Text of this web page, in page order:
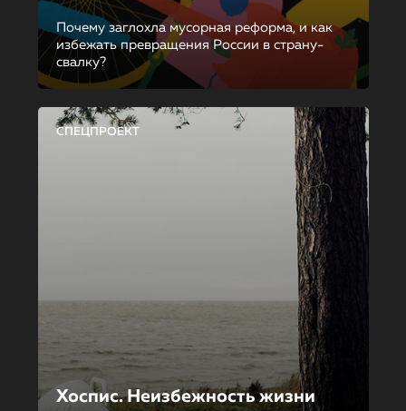
Почему заглохла мусорная реформа, и как
избежать превращения России в страну-
свалку?
СПЕЦПРОЕКТ
Хоспис. Неизбежность жизни